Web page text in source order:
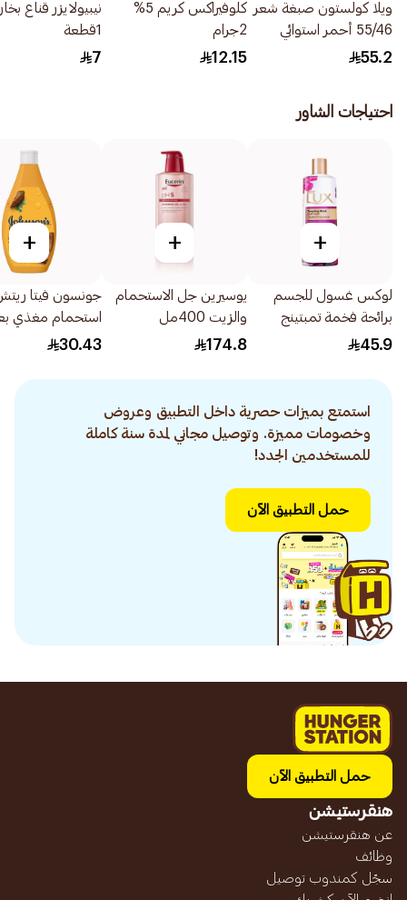
ويلا كولستون صبغة شعر
55/46 أحمر استوائي
1قطعة
55.2
كلوفيراكس كريم 5%
2جرام
12.15
نيبيولايزر قناع
1قطعة
7
احتياجات الشاور
+
لوكس غسول للجسم
برائحة فخمة تمبتينج
مسك 500مل
45.9
+
يوسيرين جل الاستحمام
والزيت 400مل
174.8
+
جونسون فيتا
استحمام مغذي
بزبدة الكاكاو غني 400مل
30.43
استمتع بميزات حصرية داخل التطبيق وعروض
وخصومات مميزة. وتوصيل مجاني لمدة سنة كاملة
للمستخدمين الجدد!
حمل التطبيق الآن
حمل التطبيق الآن
هنقرستيشن
عن هنقرستيشن
وظائف
سجّل كمندوب توصيل